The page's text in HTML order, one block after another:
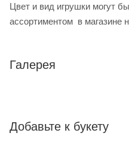
Цвет и вид игрушки могут
ассортиментом в магазине
Галерея
Добавьте к букету